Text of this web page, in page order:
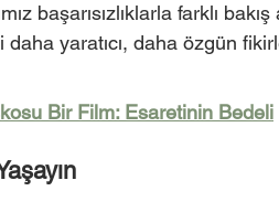
başarısızlıklarla farklı
yaratıcı, daha özgün
Bir Film: Esaretinin Bedeli